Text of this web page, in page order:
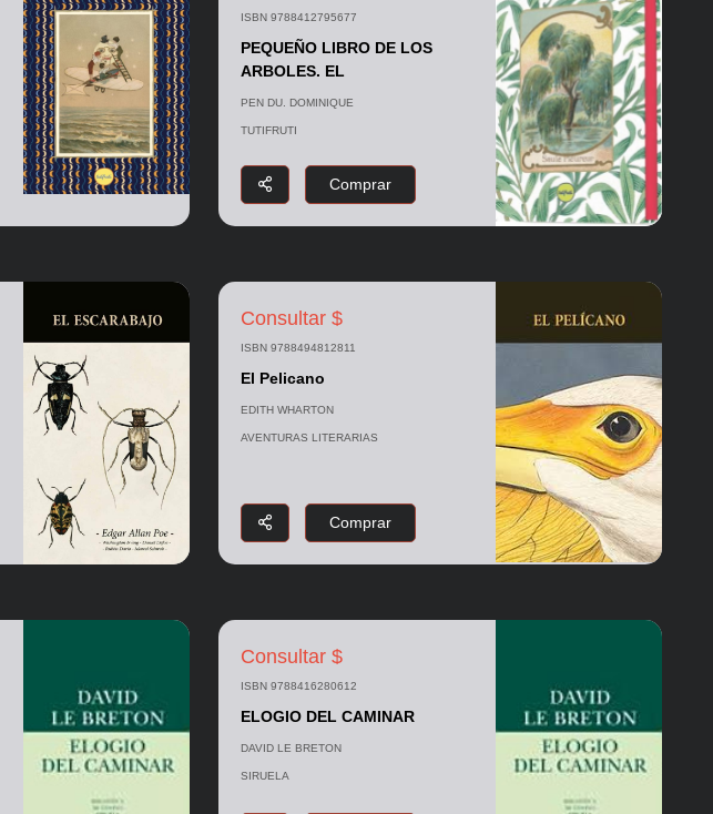
ISBN 9788412795677
PEQUEÑO LIBRO DE LOS
ARBOLES. EL
PEN DU. DOMINIQUE
TUTIFRUTI
Comprar
Consultar $
ISBN 9788494812811
El Pelicano
EDITH WHARTON
AVENTURAS LITERARIAS
Comprar
Consultar $
ISBN 9788416280612
ELOGIO DEL CAMINAR
DAVID LE BRETON
SIRUELA